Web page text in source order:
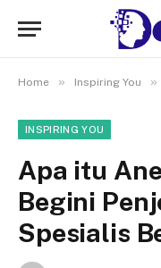
Home » Inspiring You »
INSPIRING YOU
Apa itu
Begini
Spesialis